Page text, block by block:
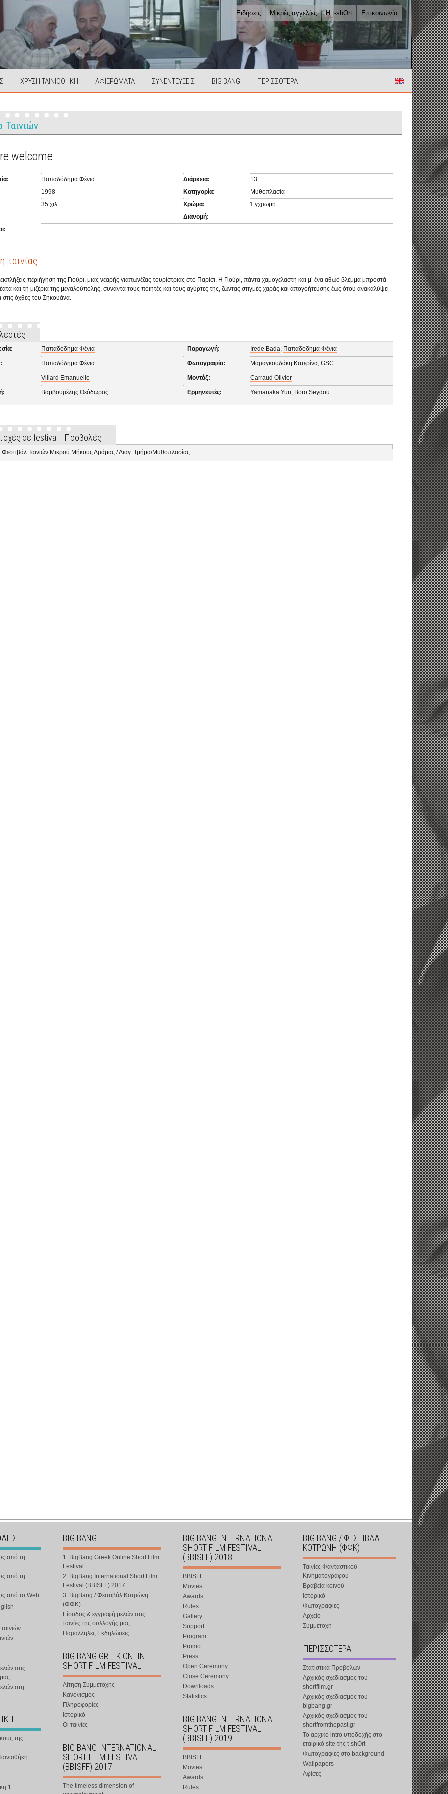
Ειδήσεις Μικρές αγγελίες Η t-shOrt Επικοινωνία
ΧΡΥΣΗ ΤΑΙΝΙΟΘΗΚΗ ΑΦΙΕΡΩΜΑΤΑ ΣΥΝΕΝΤΕΥΞΕΙΣ BIG BANG ΠΕΡΙΣΣΟΤΕΡΑ
Ταινιών
welcome
Παπαδόδημα Φένια Διάρκεια:
13΄
1998
Κατηγορία:
Μυθοπλασία
35 χιλ.
Χρώμα:
Έγχρωμη
Διανομή:
ταινίας
περιήγηση της Γιούρι, μιας νεαρής γιαπωνέζας τουρίστριας στο Παρίσι. Η Γιούρι, πάντα χαμογελαστή και μ’ ένα αθώο βλέμμα μπροστά
και τη μιζέρια της μεγαλούπολης, συναντά τους ποιητές και τους αγύρτες της, ζώντας στιγμές χαράς και απογοήτευσης έως ότου ανακαλύψει
στις όχθες του Σηκουάνα.
Παπαδόδημα Φένια Παραγωγή: Irede Bada, Παπαδόδημα Φένια
Παπαδόδημα Φένια Φωτογραφία: Μαραγκουδάκη Κατερίνα, GSC
Villard Emanuelle Μοντάζ: Carraud Olivier
Βαμβουρέλης Θεόδωρος Ερμηνευτές: Yamanaka Yuri, Boro Seydou
σε festival - Προβολές
Φεστιβάλ Ταινιών Μικρού Μήκους Δράμας / Διαγ. Τμήμα/Μυθοπλασίας
από τη
από τη
από το Web
στις
στη
της
1
BIG BANG
1. BigBang Greek Online Short Film
Festival
2. BigBang International Short Film
Festival (BBISFF) 2017
3. BigBang / Φεστιβάλ Κοτρώνη
(ΦΦΚ)
Είσοδος & εγγραφή μελών στις
ταινίες της συλλογής μας
Παραλληλες Εκδηλώσεις
BIG BANG GREEK ONLINE
SHORT FILM FESTIVAL
Αίτηση Συμμετοχής
Κανονισμός
Πληροφορίες
Ιστορικό
Οι ταινίες
BIG BANG INTERNATIONAL
SHORT FILM FESTIVAL
(BBISFF) 2017
The timeless dimension of
BIG BANG INTERNATIONAL
SHORT FILM FESTIVAL
(BBISFF) 2018
BBISFF
Movies
Awards
Rules
Gallery
Support
Program
Promo
Press
Open Ceremony
Close Ceremony
Downloads
Statistics
BIG BANG INTERNATIONAL
SHORT FILM FESTIVAL
(BBISFF) 2019
BBISFF
Movies
Awards
Rules
BIG BANG / ΦΕΣΤΙΒΑΛ
ΚΟΤΡΩΝΗ (ΦΦΚ)
Ταινίες Φανταστικού
Κινηματογράφου
Βραβεία κοινού
Ιστορικό
Φωτογραφίες
Αρχείο
Συμμετοχή
ΠΕΡΙΣΣΟΤΕΡΑ
Στατιστικά Προβολών
Αρχικός σχεδιασμός του
shortfilm.gr
Αρχικός σχεδιασμός του
bigbang.gr
Αρχικός σχεδιασμός του
shortfromthepast.gr
Το αρχικό intro υποδοχής στο
εταιρικό site της t-shOrt
Φωτογραφίες στο background
Wallpapers
Αφίσες